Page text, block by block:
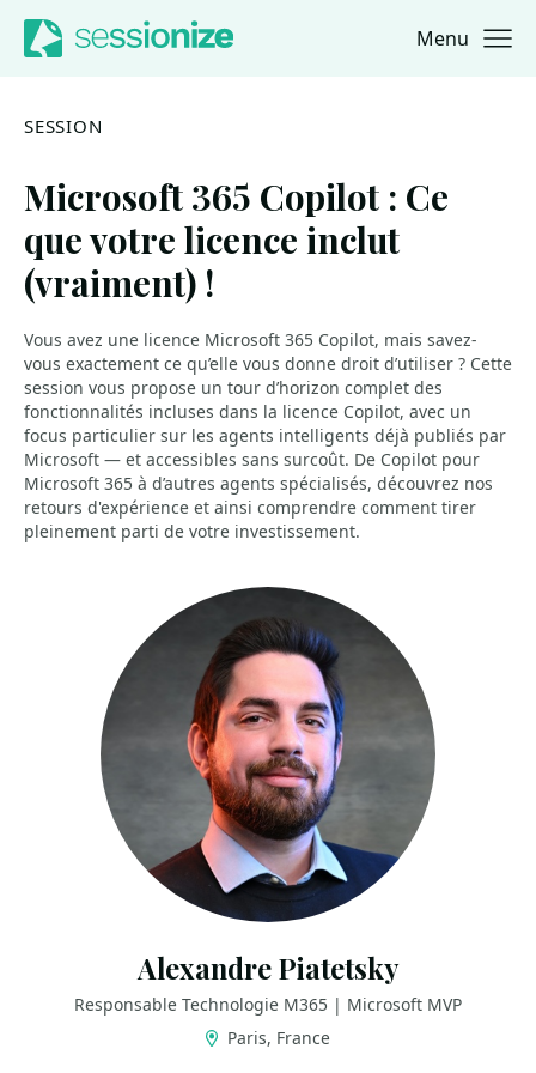
Jump to navigation
Jump to content Menu
SESSION
Microsoft 365 Copilot : Ce
que votre licence inclut
(vraiment) !
Vous avez une licence Microsoft 365 Copilot, mais savez-
vous exactement ce qu’elle vous donne droit d’utiliser ? Cette
session vous propose un tour d’horizon complet des
fonctionnalités incluses dans la licence Copilot, avec un
focus particulier sur les agents intelligents déjà publiés par
Microsoft — et accessibles sans surcoût. De Copilot pour
Microsoft 365 à d’autres agents spécialisés, découvrez nos
retours d'expérience et ainsi comprendre comment tirer
pleinement parti de votre investissement.
Alexandre Piatetsky
Responsable Technologie M365 | Microsoft MVP
Paris, France